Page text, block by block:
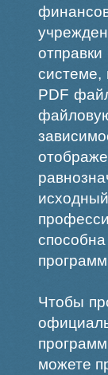
системе,
PDF
Чтобы
можете